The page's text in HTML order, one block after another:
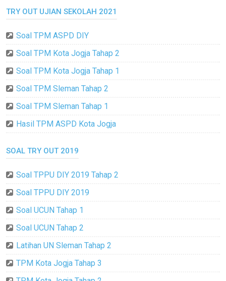
TRY OUT UJIAN SEKOLAH 2021
Soal TPM ASPD DIY
Soal TPM Kota Jogja Tahap 2
Soal TPM Kota Jogja Tahap 1
Soal TPM Sleman Tahap 2
Soal TPM Sleman Tahap 1
Hasil TPM ASPD Kota Jogja
SOAL TRY OUT 2019
Soal TPPU DIY 2019 Tahap 2
Soal TPPU DIY 2019
Soal UCUN Tahap 1
Soal UCUN Tahap 2
Latihan UN Sleman Tahap 2
TPM Kota Jogja Tahap 3